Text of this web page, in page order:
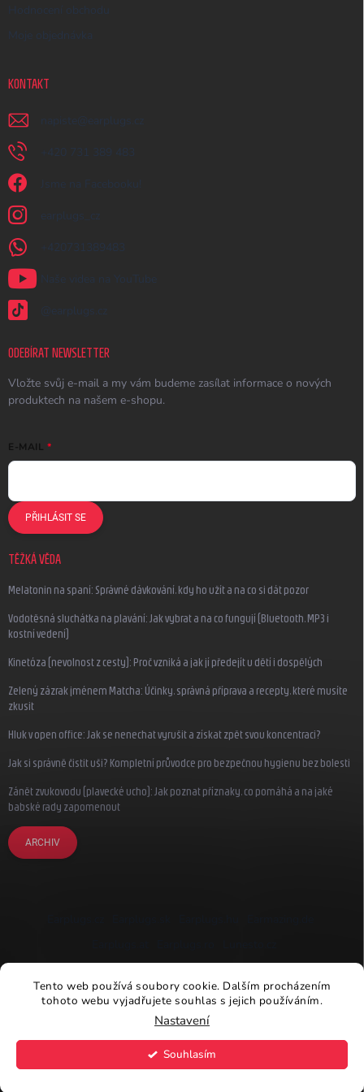
Tento web používá soubory cookie. Dalším procházením
tohoto webu vyjadřujete souhlas s jejich používáním.
Nastavení
Souhlasím
Hodnocení obchodu
Moje objednávka
KONTAKT
napiste @ earplugs.cz
+420 731 389 483
Jsme na Facebooku!
earplugs_cz
+420731389483
Naše videa na YouTube
@earplugs.cz
ODEBÍRAT NEWSLETTER
Vložte svůj e-mail a my vám budeme zasílat informace o nových
produktech na našem e-shopu.
E-MAIL
PŘIHLÁSIT SE
TĚŽKÁ VĚDA
Melatonin na spaní: Správné dávkování, kdy ho užít a na co si dát pozor
Vodotěsná sluchátka na plavání: Jak vybrat a na co fungují (Bluetooth, MP3 i
kostní vedení)
Kinetóza (nevolnost z cesty): Proč vzniká a jak jí předejít u dětí i dospělých
Zelený zázrak jménem Matcha: Účinky, správná příprava a recepty, které musíte
zkusit
Hluk v open office: Jak se nenechat vyrušit a získat zpět svou koncentraci?
Jak si správně čistit uši? Kompletní průvodce pro bezpečnou hygienu bez bolesti
Zánět zvukovodu (plavecké ucho): Jak poznat příznaky, co pomáhá a na jaké
babské rady zapomenout
ARCHIV
Vytvořil Shoptet
Copyright 2026Earplugs.cz. Všechna práva vyhrazena.